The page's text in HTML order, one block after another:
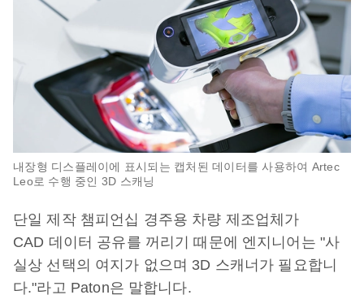
내장형 디스플레이에 표시되는 캡처된 데이터를 사용하여 Artec
Leo로 수행 중인 3D 스캐닝
단일 제작 챔피언십 경주용 차량 제조업체가
CAD 데이터 공유를 꺼리기 때문에 엔지니어는 "사
실상 선택의 여지가 없으며 3D 스캐너가 필요합니
다."라고 Paton은 말합니다.